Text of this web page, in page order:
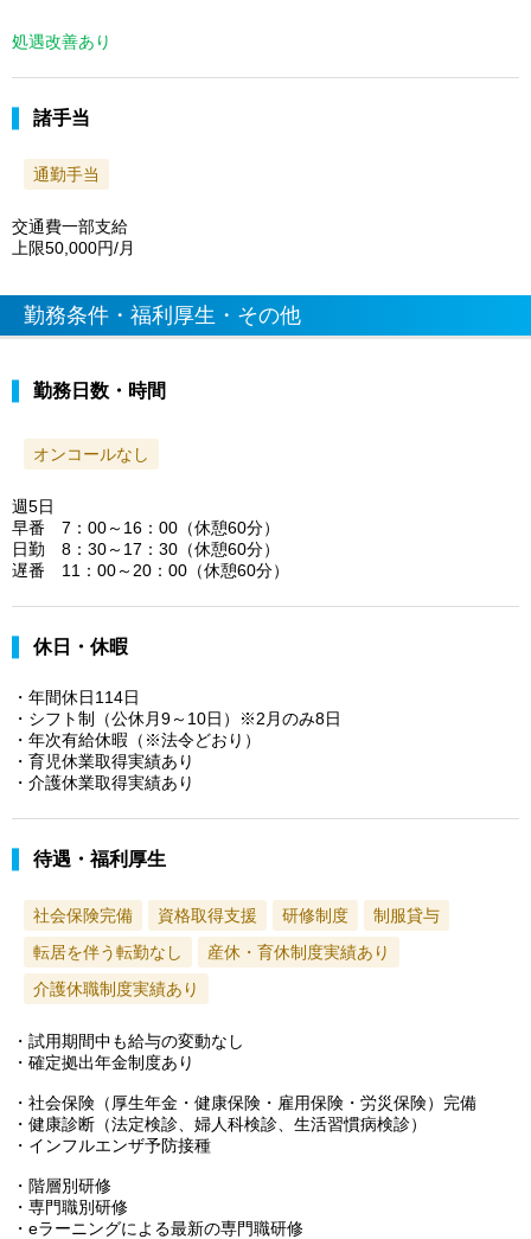
処遇改善あり
諸手当
通勤手当
交通費一部支給
上限50,000円/月
勤務条件・福利厚生・その他
勤務日数・時間
オンコールなし
週5日
早番 7：00～16：00（休憩60分）
日勤 8：30～17：30（休憩60分）
遅番 11：00～20：00（休憩60分）
休日・休暇
・年間休日114日
・シフト制（公休月9～10日）※2月のみ8日
・年次有給休暇（※法令どおり）
・育児休業取得実績あり
・介護休業取得実績あり
待遇・福利厚生
社会保険完備 資格取得支援 研修制度
制服貸与
転居を伴う転勤なし
産休・育休制度実績あり
介護休職制度実績あり
・試用期間中も給与の変動なし
・確定拠出年金制度あり
・社会保険（厚生年金・健康保険・雇用保険・労災保険）完備
・健康診断（法定検診、婦人科検診、生活習慣病検診）
・インフルエンザ予防接種
・階層別研修
・専門職別研修
・eラーニングによる最新の専門職研修